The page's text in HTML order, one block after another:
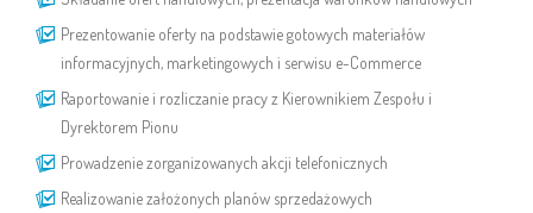
Prezentowanie oferty na podstawie gotowych materiałów
informacyjnych, marketingowych i serwisu e-Commerce
Raportowanie i rozliczanie pracy z Kierownikiem Zespołu i
Dyrektorem Pionu
Prowadzenie zorganizowanych akcji telefonicznych
Realizowanie założonych planów sprzedażowych